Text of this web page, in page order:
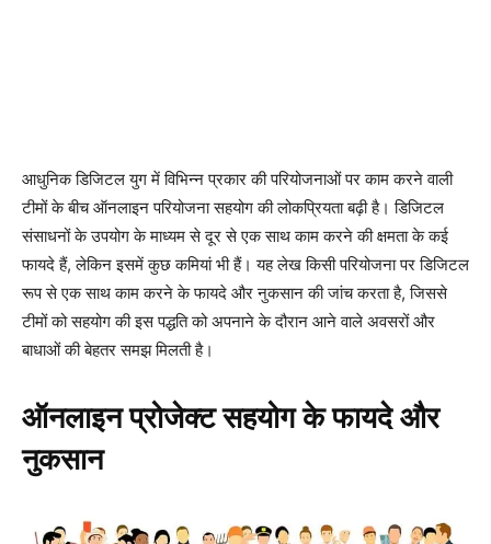
आधुनिक डिजिटल युग में विभिन्न प्रकार की परियोजनाओं पर काम करने वाली
टीमों के बीच ऑनलाइन परियोजना सहयोग की लोकप्रियता बढ़ी है। डिजिटल
संसाधनों के उपयोग के माध्यम से दूर से एक साथ काम करने की क्षमता के कई
फायदे हैं, लेकिन इसमें कुछ कमियां भी हैं। यह लेख किसी परियोजना पर डिजिटल
रूप से एक साथ काम करने के फायदे और नुकसान की जांच करता है, जिससे
टीमों को सहयोग की इस पद्धति को अपनाने के दौरान आने वाले अवसरों और
बाधाओं की बेहतर समझ मिलती है।
ऑनलाइन प्रोजेक्ट सहयोग के फायदे और
नुकसान